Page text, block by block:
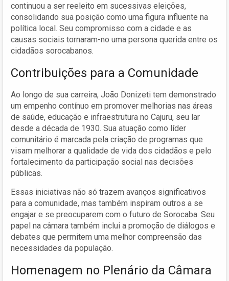
continuou a ser reeleito em sucessivas eleições,
consolidando sua posição como uma figura influente na
política local. Seu compromisso com a cidade e as
causas sociais tornaram-no uma persona querida entre os
cidadãos sorocabanos.
Contribuições para a Comunidade
Ao longo de sua carreira, João Donizeti tem demonstrado
um empenho contínuo em promover melhorias nas áreas
de saúde, educação e infraestrutura no Cajuru, seu lar
desde a década de 1930. Sua atuação como líder
comunitário é marcada pela criação de programas que
visam melhorar a qualidade de vida dos cidadãos e pelo
fortalecimento da participação social nas decisões
públicas.
Essas iniciativas não só trazem avanços significativos
para a comunidade, mas também inspiram outros a se
engajar e se preocuparem com o futuro de Sorocaba. Seu
papel na câmara também inclui a promoção de diálogos e
debates que permitem uma melhor compreensão das
necessidades da população.
Homenagem no Plenário da Câmara